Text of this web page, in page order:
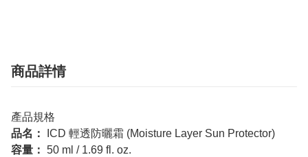
商品詳情
產品規格
品名：
ICD 輕透防曬霜 (Moisture Layer Sun Protector)
容量： 50 ml / 1.69 fl. oz.